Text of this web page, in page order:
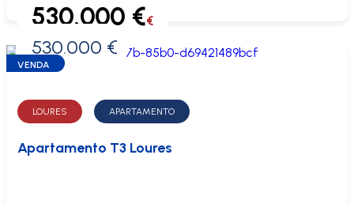
0 €
530.000 €€
530.000 €
VENDA
LOURES APARTAMENTO
Apartamento T3 Loures